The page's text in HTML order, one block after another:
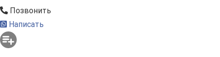
Позвонить
Написать